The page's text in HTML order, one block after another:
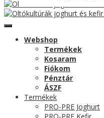
Webshop
Termékek
Kosaram
Fiókom
Pénztár
ÁSZF
Termékek
PRO-PRE Joghurt